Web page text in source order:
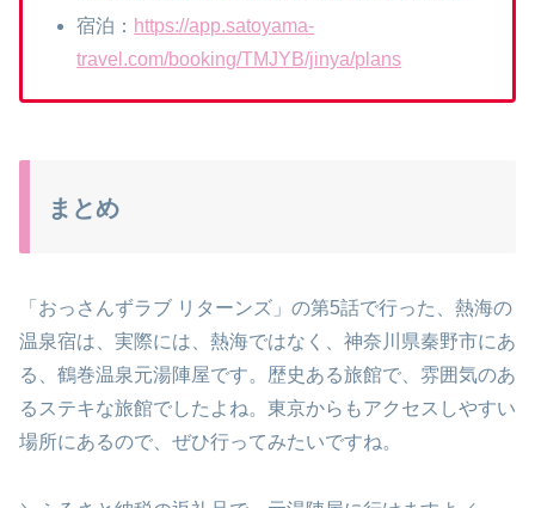
宿泊： https://app.satoyama-
travel.com/booking/TMJYB/jinya/plans
まとめ
「おっさんずラブ リターンズ」の第5話で行った、熱海の
温泉宿は、実際には、熱海ではなく、神奈川県秦野市にあ
る、鶴巻温泉元湯陣屋です。歴史ある旅館で、雰囲気のあ
るステキな旅館でしたよね。東京からもアクセスしやすい
場所にあるので、ぜひ行ってみたいですね。